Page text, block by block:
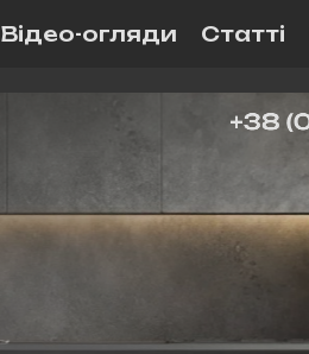
Відео-огляди Статті